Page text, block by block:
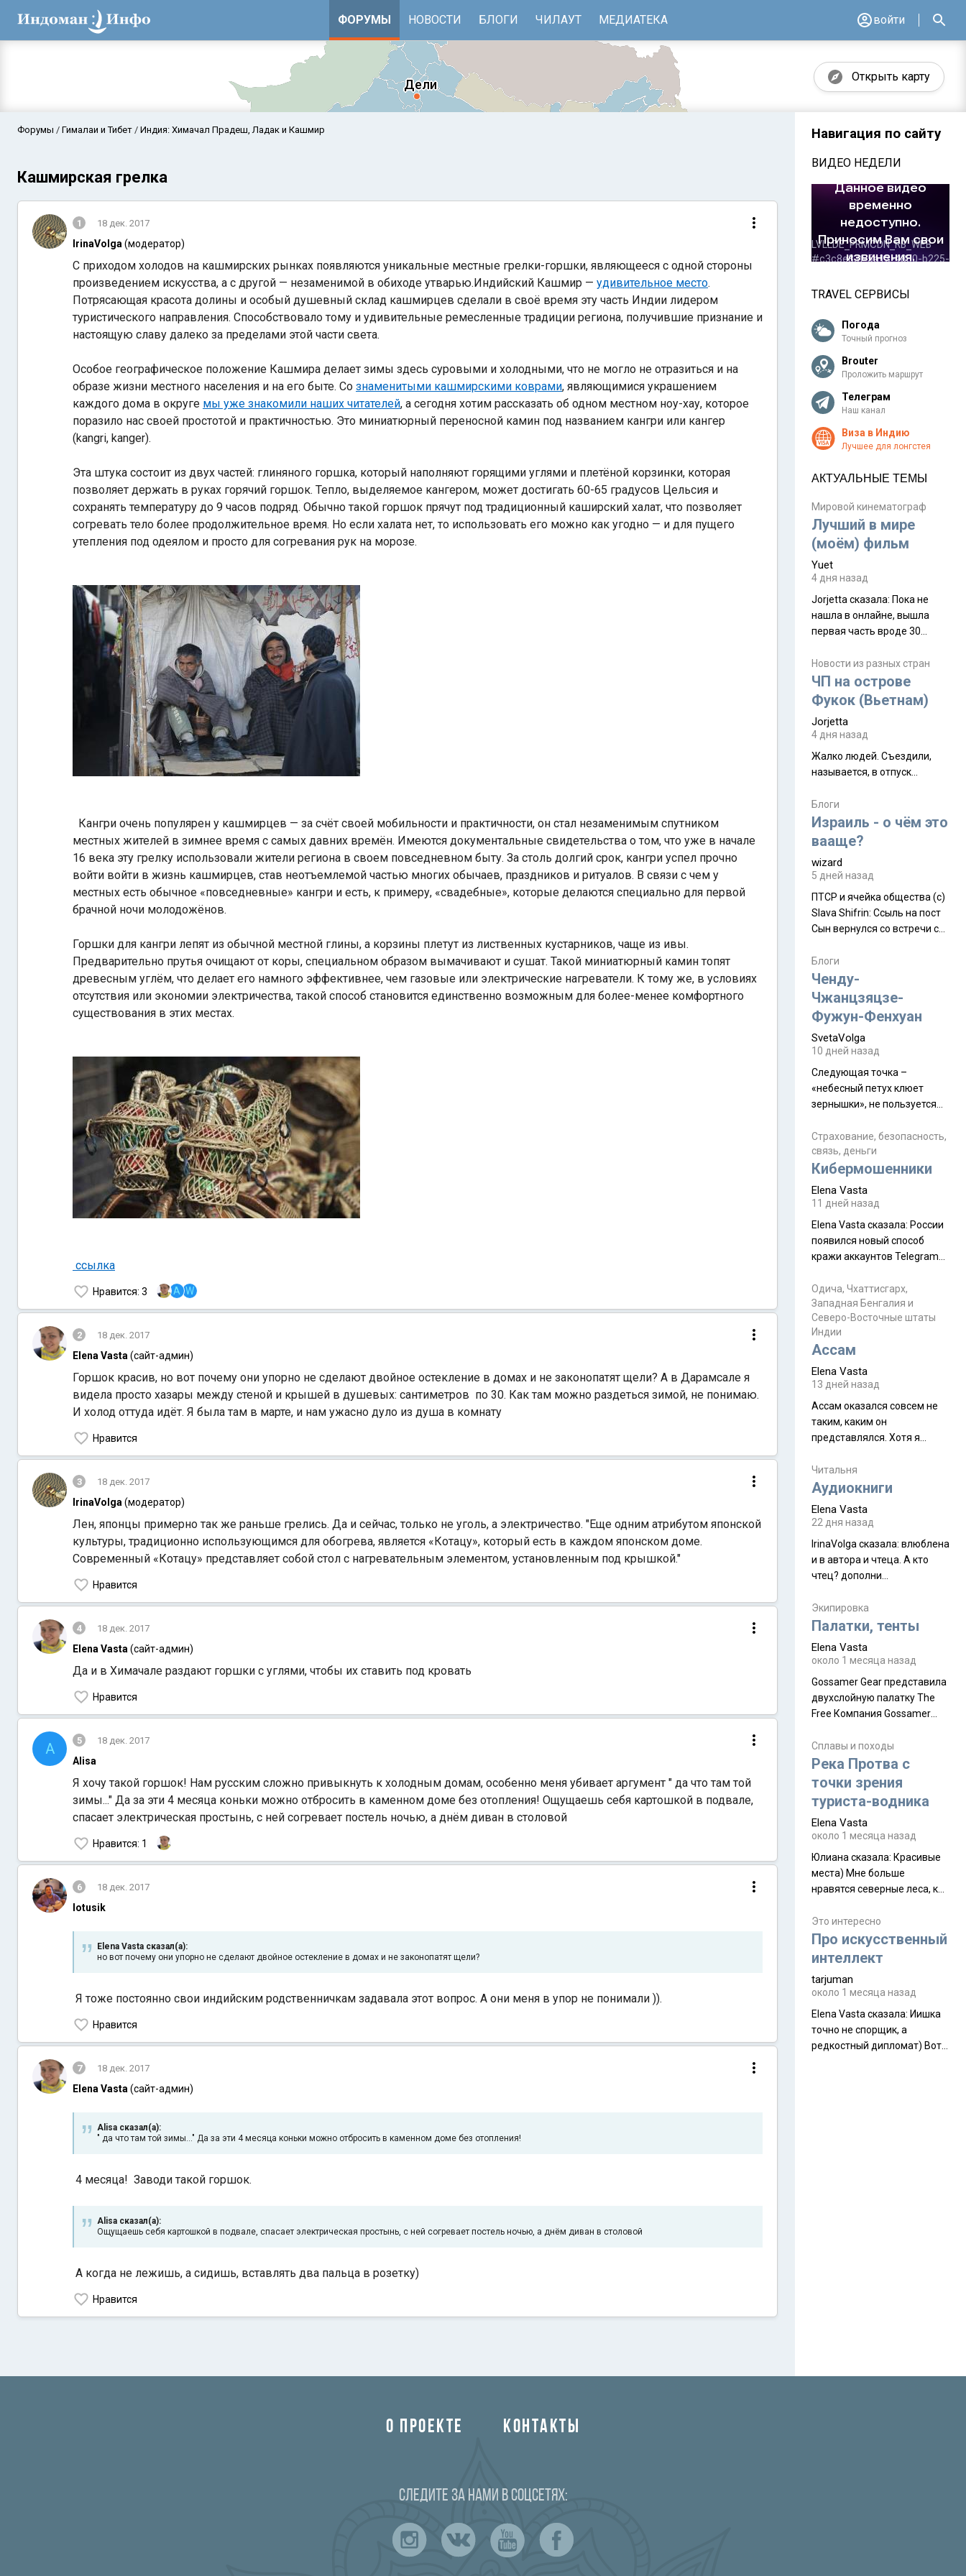
ФОРУМЫ НОВОСТИ БЛОГИ ЧИЛАУТ МЕДИАТЕКА войти
Открыть карту
Аравийское море Бенгальский залив
Индийский океан
Форумы Гималаи и Тибет Индия: Химачал Прадеш, Ладак и Кашмир
Кашмирская грелка
1 18 дек. 2017
IrinaVolga (модератор)
С приходом холодов на кашмирских рынках появляются уникальные местные грелки-горшки, являющееся с одной стороны
произведением искусства, а с другой — незаменимой в обиходе утварью.Индийский Кашмир — удивительное место.
Потрясающая красота долины и особый душевный склад кашмирцев сделали в своё время эту часть Индии лидером
туристического направления. Способствовало тому и удивительные ремесленные традиции региона, получившие признание и
настоящую славу далеко за пределами этой части света.
Особое географическое положение Кашмира делает зимы здесь суровыми и холодными, что не могло не отразиться и на
образе жизни местного населения и на его быте. Со знаменитыми кашмирскими коврами, являющимися украшением
каждого дома в округе мы уже знакомили наших читателей, а сегодня хотим рассказать об одном местном ноу-хау, которое
поразило нас своей простотой и практичностью. Это миниатюрный переносной камин под названием кангри или кангер
(kangri, kanger).
Эта штука состоит из двух частей: глиняного горшка, который наполняют горящими углями и плетёной корзинки, которая
позволяет держать в руках горячий горшок. Тепло, выделяемое кангером, может достигать 60-65 градусов Цельсия и
сохранять температуру до 9 часов подряд. Обычно такой горшок прячут под традиционный каширский халат, что позволяет
согревать тело более продолжительное время. Но если халата нет, то использовать его можно как угодно — и для пущего
утепления под одеялом и просто для согревания рук на морозе.
Кангри очень популярен у кашмирцев — за счёт своей мобильности и практичности, он стал незаменимым спутником
местных жителей в зимнее время с самых давних времён. Имеются документальные свидетельства о том, что уже в начале
16 века эту грелку использовали жители региона в своем повседневном быту. За столь долгий срок, кангри успел прочно
войти войти в жизнь кашмирцев, став неотъемлемой частью многих обычаев, праздников и ритуалов. В связи с чем у
местных есть обычное «повседневные» кангри и есть, к примеру, «свадебные», которые делаются специально для первой
брачной ночи молодожёнов.
Горшки для кангри лепят из обычной местной глины, а корзины плетут из лиственных кустарников, чаще из ивы.
Предварительно прутья очищают от коры, специальном образом вымачивают и сушат. Такой миниатюрный камин топят
древесным углём, что делает его намного эффективнее, чем газовые или электрические нагреватели. К тому же, в условиях
отсутствия или экономии электричества, такой способ становится единственно возможным для более-менее комфортного
существования в этих местах.
ссылка
Нравится: 3 A W
2 18 дек. 2017
Elena Vasta (сайт-админ)
Горшок красив, но вот почему они упорно не сделают двойное остекление в домах и не законопатят щели? А в Дарамсале я
видела просто хазары между стеной и крышей в душевых: сантиметров по 30. Как там можно раздеться зимой, не понимаю.
И холод оттуда идёт. Я была там в марте, и нам ужасно дуло из душа в комнату
Нравится
3 18 дек. 2017
IrinaVolga (модератор)
Лен, японцы примерно так же раньше грелись. Да и сейчас, только не уголь, а электричество. "Еще одним атрибутом японской
культуры, традиционно использующимся для обогрева, является «Котацу», который есть в каждом японском доме.
Современный «Котацу» представляет собой стол с нагревательным элементом, установленным под крышкой."
Нравится
4 18 дек. 2017
Elena Vasta (сайт-админ)
Да и в Химачале раздают горшки с углями, чтобы их ставить под кровать
Нравится
A 5 18 дек. 2017
Alisa
Я хочу такой горшок! Нам русским сложно привыкнуть к холодным домам, особенно меня убивает аргумент " да что там той
зимы..." Да за эти 4 месяца коньки можно отбросить в каменном доме без отопления! Ощущаешь себя картошкой в подвале,
спасает электрическая простынь, с ней согревает постель ночью, а днём диван в столовой
Нравится: 1
6 18 дек. 2017
lotusik
Elena Vasta сказал(а):
но вот почему они упорно не сделают двойное остекление в домах и не законопатят щели?
Я тоже постоянно свои индийским родственничкам задавала этот вопрос. А они меня в упор не понимали )).
Нравится
7 18 дек. 2017
Elena Vasta (сайт-админ)
Alisa сказал(а):
" да что там той зимы..." Да за эти 4 месяца коньки можно отбросить в каменном доме без отопления!
4 месяца! Заводи такой горшок.
Alisa сказал(а):
Ощущаешь себя картошкой в подвале, спасает электрическая простынь, с ней согревает постель ночью, а днём диван в столовой
А когда не лежишь, а сидишь, вставлять два пальца в розетку)
Нравится
Навигация по сайту
ВИДЕО НЕДЕЛИ
TRAVEL СЕРВИСЫ
Погода
Точный прогноз
Brouter
Проложить маршрут
Телеграм
Наш канал
Виза в Индию
Лучшее для лонгстея
АКТУАЛЬНЫЕ ТЕМЫ
Мировой кинематограф
Лучший в мире
(моём) фильм
Yuet
4 дня назад
Jorjetta сказалa: Пока не
нашла в онлайне, вышла
первая часть вроде 30
Дивали 8 ноября.
Новости из разных стран
ЧП на острове
Фукок (Вьетнам)
Jorjetta
4 дня назад
Жалко людей. Съездили,
называется, в отпуск...
Блоги
Израиль - о чём это
вааще?
wizard
5 дней назад
ПТСР и ячейка общества (с)
Slava Shifrin: Ссыль на пост
Сын вернулся со встречи с
уже, как демобилизовались,
а продолжают встречаться
почти каждую неделю) и с
порога сообщил: "Эйтан
разводится!" Эйтан -
мальчик из религиозной
семьи, из тех, кого называют
"вязаные кипы". С 2022-го
Блоги
Ченду-
Чжанцзяцзе-
Фужун-Фенхуан
SvetaVolga
10 дней назад
Следующая точка –
«небесный петух клюет
зернышки», не пользуется
заслужено, и чтобы попасть
на начало тропы показали
водителю карту, иначе
Пошли туда, потому что я
отзывов. По мне – сплошная
физуха, долгий спуск, потом
подъем по этому же пути.
Пока
Страхование, безопасность,
связь, деньги
Кибермошенники
Elena Vasta
11 дней назад
Elena Vasta сказалa: России
появился новый способ
кражи аккаунтов Telegram
Прочитайте! У моих двух
знакомых вот так увели
аккаунты
Одича, Чхаттисгарх,
Западная Бенгалия и
Северо-Восточные штаты
Индии
Ассам
Elena Vasta
13 дней назад
Ассам оказался совсем не
таким, каким он
представлялся. Хотя я
краешек, но все же схватила
ауру штата, как-то он меня
природа, мягкие
такая как бы переходная
ступень между привычной
нам Индией и остальными
надеюсь увидеть.
Читальня
Аудиокниги
Elena Vasta
22 дня назад
IrinaVolga сказалa: влюблена
и в автора и чтеца. А кто
чтец? дополни
Экипировка
Палатки, тенты
Elena Vasta
около 1 месяца назад
Gossamer Gear представила
двухслойную палатку The
Free Компания Gossamer
туристическую палатку The
Free, которая стала первой
ультралегкой моделью в
ассортименте
производителя. Новинка
получила двухслойную
конструкцию с отдельным
внешним тентом и сетчатой
внутренней палаткой, а ее
комплектации составляет
около 845 г. Палатка весит
менее
Сплавы и походы
Река Протва с
точки зрения
туриста-водника
Elena Vasta
около 1 месяца назад
Юлиана сказалa: Красивые
места) Мне больше
нравятся северные леса, как
южной тайги
Это интересно
Про искусственный
интеллект
tarjuman
около 1 месяца назад
Elena Vasta сказалa: Иишка
точно не спорщик, а
редкостный дипломат) Вот,
О ПРОЕКТЕ КОНТАКТЫ
Следите за нами в соцсетях: